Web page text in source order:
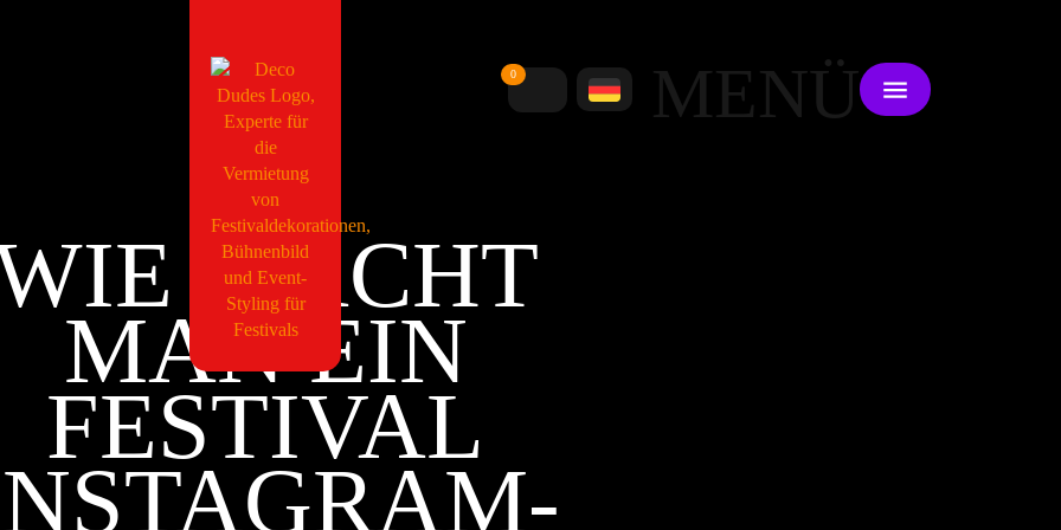
0 MENÜ
MACHT
MAN EIN
FESTIVAL